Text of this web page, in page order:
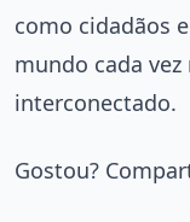
como cidadãos
mundo cada
interconectado.
Gostou?